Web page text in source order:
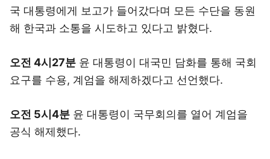
국 대통령에게 보고가 들어갔다며 모든 수단을 동원
해 한국과 소통을 시도하고 있다고 밝혔다.
오전 4시27분 윤 대통령이 대국민 담화를 통해 국회
요구를 수용, 계엄을 해제하겠다고 선언했다.
오전 5시4분 윤 대통령이 국무회의를 열어 계엄을
공식 해제했다.